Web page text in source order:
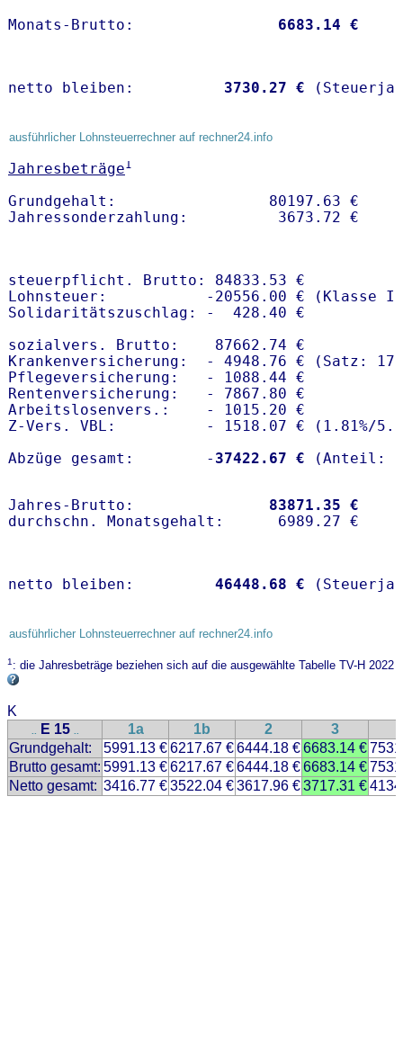
Monats-Brutto: 6683.14 €
netto bleiben: 3730.27 €
ausführlicher Lohnsteuerrechner auf rechner24.info
Jahresbeträge1
Grundgehalt:                 80197.63 €
steuerpflicht. Brutto: 84833.53 €
Lohnsteuer:           -20556.00 € (Klasse I)
Solidaritätszuschlag: -  428.40 €
sozialvers. Brutto:    87662.74 €
Krankenversicherung:  - 4948.76 € (Satz:
Pflegeversicherung:   - 1088.44 €
Rentenversicherung:   - 7867.80 €
Arbeitslosenvers.:    - 1015.20 €
Z-Vers. VBL:          - 1518.07 € ( 1.81%/
Abzüge gesamt:        - 37422.67 €
Jahres-Brutto: 83871.35 €
netto bleiben: 46448.68 €
ausführlicher Lohnsteuerrechner auf rechner24.info
1: die Jahresbeträge beziehen sich auf die ausgewählte Tabelle TV-H 2022
K
.. E 15 .. 1a 1b 2 3
Grundgehalt:
5991.13 €6217.67 €6444.18 €6683.14 €
Brutto gesamt: 5991.13 €6217.67 €6444.18 €6683.14 €
Netto gesamt: 3416.77 €3522.04 €3617.96 €3717.31 €